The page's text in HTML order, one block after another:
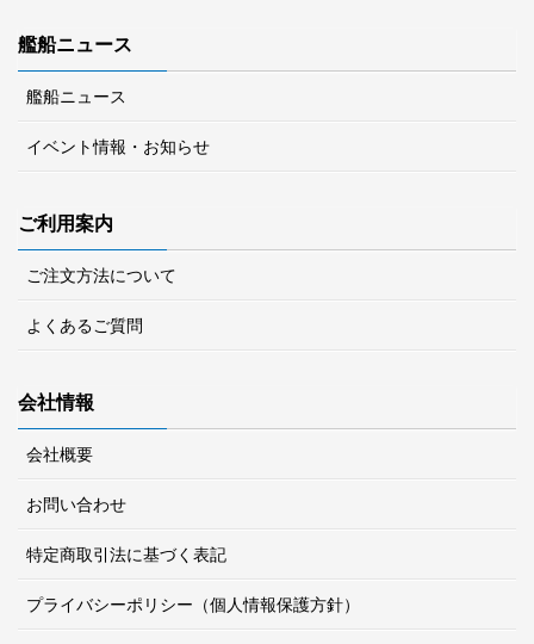
艦船ニュース
艦船ニュース
イベント情報・お知らせ
ご利用案内
ご注文方法について
よくあるご質問
会社情報
会社概要
お問い合わせ
特定商取引法に基づく表記
プライバシーポリシー（個人情報保護方針）